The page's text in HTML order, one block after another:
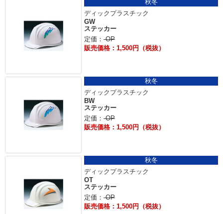
秋冬
ディックプラスチック
GW
ステッカー
定価： OP
販売価格：1,500円（税抜）
秋冬
ディックプラスチック
BW
ステッカー
定価： OP
販売価格：1,500円（税抜）
秋冬
ディックプラスチック
OT
ステッカー
定価： OP
販売価格：1,500円（税抜）